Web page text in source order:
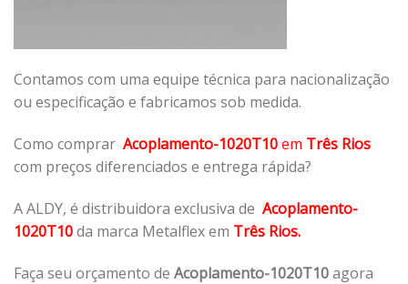
Contamos com uma equipe técnica para nacionalização
ou especificação e fabricamos sob medida.
Como comprar Acoplamento-1020T10em Três Rios
com preços diferenciados e entrega rápida?
A ALDY, é distribuidora exclusiva de Acoplamento-
1020T10da marca Metalflex em Três Rios.
Faça seu orçamento de Acoplamento-1020T10agora